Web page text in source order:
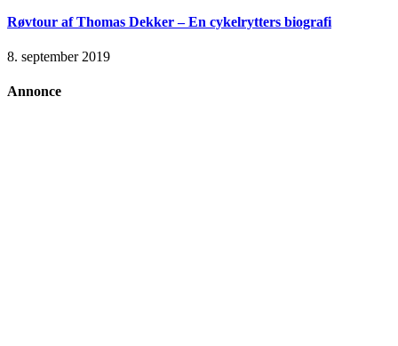
Røvtour af Thomas Dekker – En cykelrytters biografi
8. september 2019
Annonce